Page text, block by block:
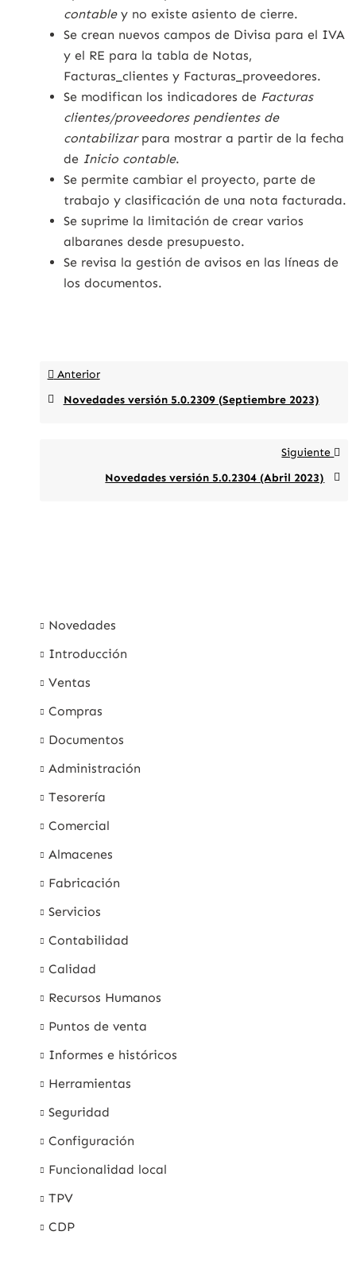
Novedades
Introducción
Ventas
Compras
Documentos
Administración
Tesorería
Comercial
Almacenes
Fabricación
Servicios
Contabilidad
Calidad
Recursos Humanos
Puntos de venta
Informes e históricos
Herramientas
Seguridad
Configuración
Funcionalidad local
TPV
CDP
contabley no existe asiento de cierre.
Se crean nuevos campos de Divisa para el IVA
y el RE para la tabla de Notas,
Facturas_clientes y Facturas_proveedores.
Se modifican los indicadores de Facturas
clientes/proveedores pendientes de
contabilizarpara mostrar a partir de la fecha
de Inicio contable.
Se permite cambiar el proyecto, parte de
trabajo y clasificación de una nota facturada.
Se suprime la limitación de crear varios
albaranes desde presupuesto.
Se revisa la gestión de avisos en las líneas de
los documentos.
Anterior
Novedades versión 5.0.2309 (Septiembre 2023)
Siguiente
Novedades versión 5.0.2304 (Abril 2023)